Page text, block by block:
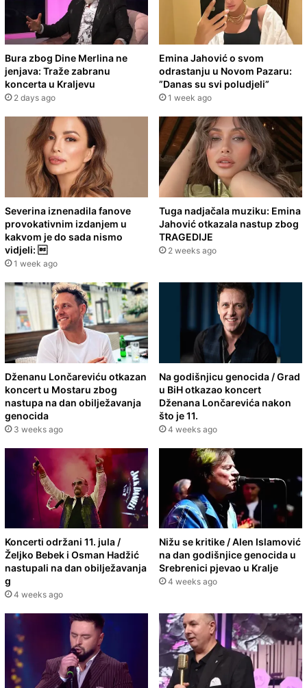
Bura zbog Dine Merlina ne
jenjava: Traže zabranu
koncerta u Kraljevu
2 days ago
Emina Jahović o svom
odrastanju u Novom Pazaru:
”Danas su svi poludjeli”
1 week ago
Severina iznenadila fanove
provokativnim izdanjem u
kakvom je do sada nismo
vidjeli: 
1 week ago
Tuga nadjačala muziku: Emina
Jahović otkazala nastup zbog
TRAGEDIJE
2 weeks ago
Dženanu Lončareviću otkazan
koncert u Mostaru zbog
nastupa na dan obilježavanja
genocida
3 weeks ago
Na godišnjicu genocida / Grad
u BiH otkazao koncert
Dženana Lončarevića nakon
što je 11.
4 weeks ago
Koncerti održani 11. jula /
Željko Bebek i Osman Hadžić
nastupali na dan obilježavanja
g
4 weeks ago
Nižu se kritike / Alen Islamović
na dan godišnjice genocida u
Srebrenici pjevao u Kralje
4 weeks ago